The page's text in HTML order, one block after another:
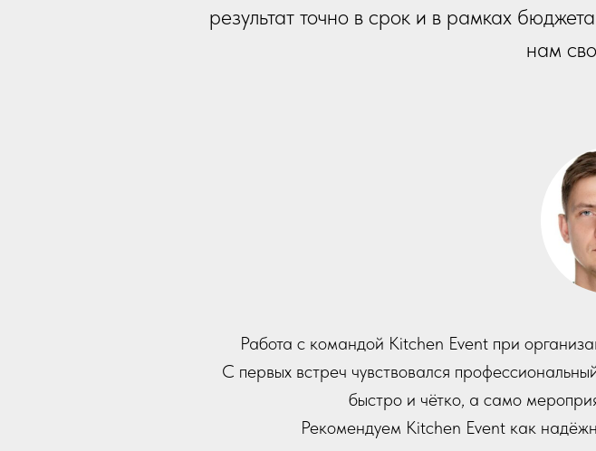
результат точно в срок и в рамках
нам
Наше корпоративное мероприятие в Грузии
был безупречно организован и наполнен
Команда мероприятия была выдающейся,